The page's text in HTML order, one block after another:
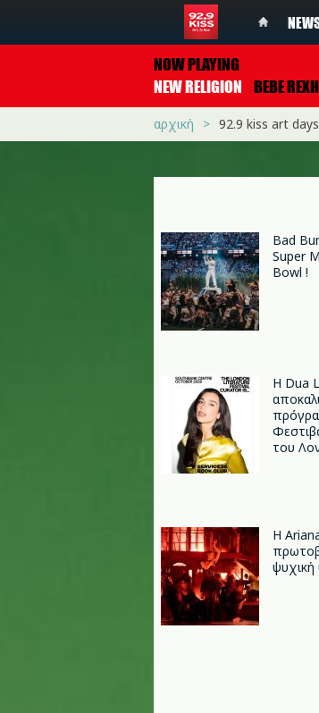
NOW PLAYING
NEW RELIGION
BEBE
αρχική 92.9 kiss art
Bad
Super
Bowl !
Η Dua
του
Η
ψυχική